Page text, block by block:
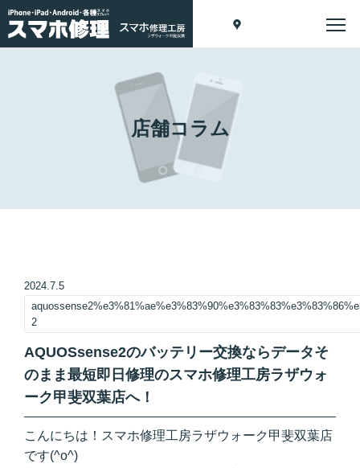
店舗コラム
2024.7.5
2
AQUOSsense2のバッテリー交換ならデータそ
のまま最短即日修理のスマホ修理工房ラザウォ
ーク甲斐双葉店へ！
こんにちは！スマホ修理工房ラザウォーク甲斐双葉店
です(^o^)